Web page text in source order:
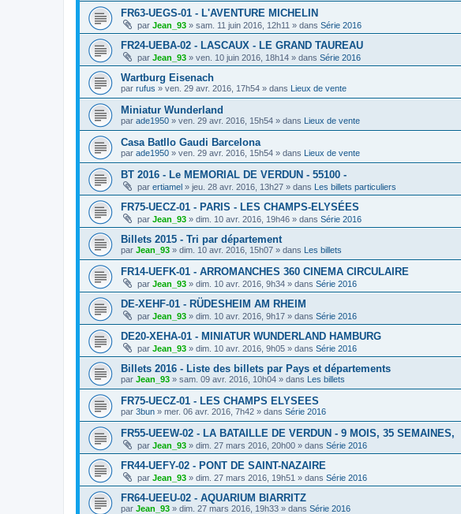
FR63-UEGS-01 - L'AVENTURE MICHELIN
par Jean_93 » sam. 11 juin 2016, 12h11 » dans Série 2016
FR24-UEBA-02 - LASCAUX - LE GRAND TAUREAU
par Jean_93 » ven. 10 juin 2016, 18h14 » dans Série 2016
Wartburg Eisenach
par rufus » ven. 29 avr. 2016, 17h54 » dans Lieux de vente
Miniatur Wunderland
par ade1950 » ven. 29 avr. 2016, 15h54 » dans Lieux de vente
Casa Batllo Gaudi Barcelona
par ade1950 » ven. 29 avr. 2016, 15h54 » dans Lieux de vente
BT 2016 - Le MEMORIAL DE VERDUN - 55100 -
par ertiamel » jeu. 28 avr. 2016, 13h27 » dans Les billets particuliers
FR75-UECZ-01 - PARIS - LES CHAMPS-ELYSÉES
par Jean_93 » dim. 10 avr. 2016, 19h46 » dans Série 2016
Billets 2015 - Tri par département
par Jean_93 » dim. 10 avr. 2016, 15h07 » dans Les billets
FR14-UEFK-01 - ARROMANCHES 360 CINEMA CIRCULAIRE
par Jean_93 » dim. 10 avr. 2016, 9h34 » dans Série 2016
DE-XEHF-01 - RÜDESHEIM AM RHEIM
par Jean_93 » dim. 10 avr. 2016, 9h17 » dans Série 2016
DE20-XEHA-01 - MINIATUR WUNDERLAND HAMBURG
par Jean_93 » dim. 10 avr. 2016, 9h05 » dans Série 2016
Billets 2016 - Liste des billets par Pays et départements
par Jean_93 » sam. 09 avr. 2016, 10h04 » dans Les billets
FR75-UECZ-01 - LES CHAMPS ELYSEES
par 3bun » mer. 06 avr. 2016, 7h42 » dans Série 2016
FR55-UEEW-02 - LA BATAILLE DE VERDUN - 9 MOIS, 35 SEMAINES,
par Jean_93 » dim. 27 mars 2016, 20h00 » dans Série 2016
FR44-UEFY-02 - PONT DE SAINT-NAZAIRE
par Jean_93 » dim. 27 mars 2016, 19h51 » dans Série 2016
FR64-UEEU-02 - AQUARIUM BIARRITZ
par Jean_93 » dim. 27 mars 2016, 19h33 » dans Série 2016